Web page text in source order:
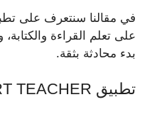
في مقالنا سنتعرف على
على تعلم القراءة
بدء محادثة بثقة.
تطبيق GERMAN SMART TEACHER